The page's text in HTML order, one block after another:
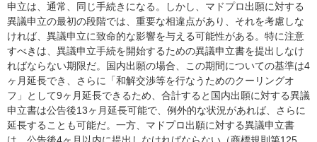
申立は、通常、同じ手続きになる。しかし、マドプロ出願に対する
異議申立の最初の段階では、重要な相違点があり、それを考慮しな
ければ、異議申立に致命的な影響を与える可能性がある。特に注意
すべきは、異議申立手続を開始するための異議申立書を提出しなけ
ればならない期限だ。国内出願の場合、この期間についての基準は4
ヶ月延長でき、さらに「和解交渉等を行なうためのクーリングオ
フ」として9ヶ月延長できるため、合計すると国内出願に対する異議
申立書は公告後13ヶ月延長可能で、例外的な状況があれば、さらに
延長することも可能だ。一方、マドプロ出願に対する異議申立書
は、公告後4ヶ月以内に提出しなければならない（商標規則第125